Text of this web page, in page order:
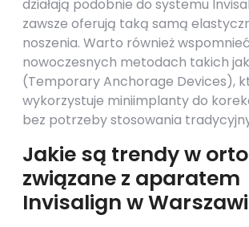
działają podobnie do systemu
zawsze oferują taką samą
noszenia. Warto również
nowoczesnych metodach takich
(Temporary Anchorage Devices),
wykorzystuje miniimplanty do
bez potrzeby stosowania
Jakie są trendy w
związane z aparatem
Invisalign w